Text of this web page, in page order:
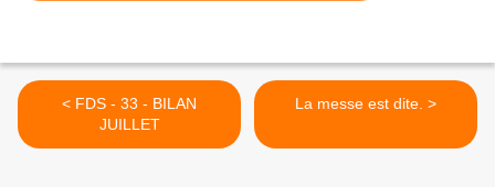
< FDS - 33 - BILAN
JUILLET
La messe est dite. >